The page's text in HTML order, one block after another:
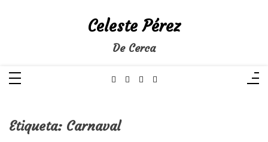
Celeste Pérez
De Cerca
Etiqueta: Carnaval